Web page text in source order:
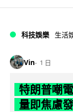
科技娛樂 生活
Vin 1 日
特朗普嘲
量即焦慮